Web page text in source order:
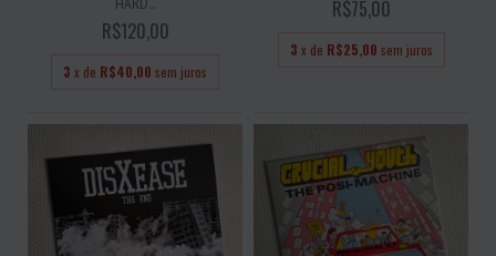
R$120,00
3 x de R$40,00 sem juros
R$75,00
3 x de R$25,00 sem juros